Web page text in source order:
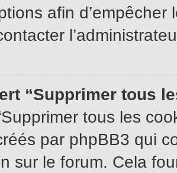
afin d’empêcher
“Supprimer tous
tous les
par phpBB3 qui
sur le forum. Cela